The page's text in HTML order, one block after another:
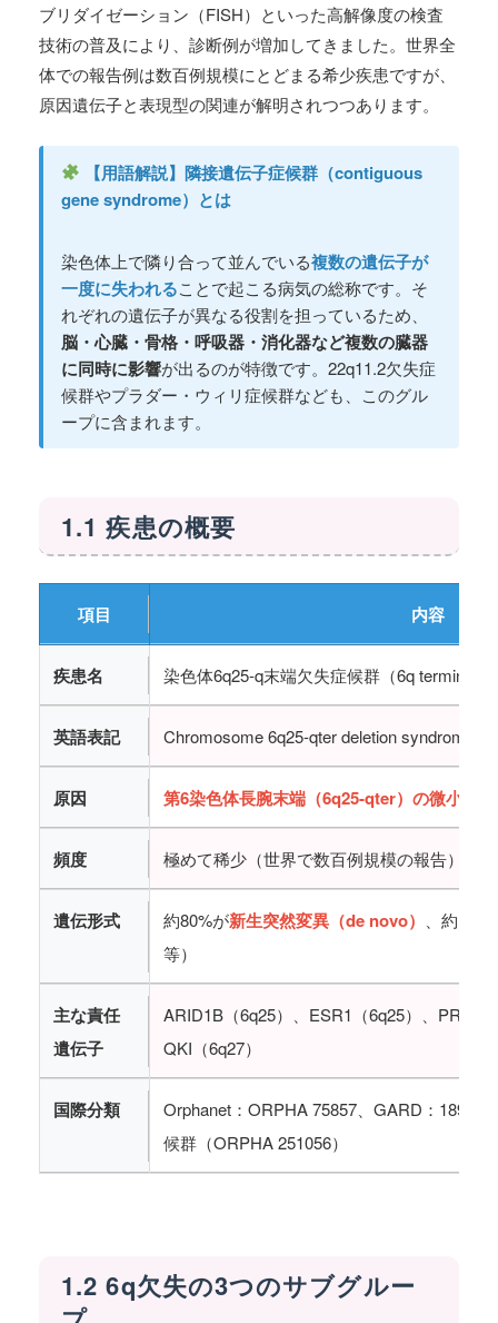
ブリダイゼーション（FISH）といった高解像度の検査
技術の普及により、診断例が増加してきました。世界全
体での報告例は数百例規模にとどまる希少疾患ですが、
原因遺伝子と表現型の関連が解明されつつあります。
【用語解説】隣接遺伝子症候群（contiguous
gene syndrome）とは
染色体上で隣り合って並んでいる複数の遺伝子が
一度に失われることで起こる病気の総称です。そ
れぞれの遺伝子が異なる役割を担っているため、
脳・心臓・骨格・呼吸器・消化器など複数の臓器
に同時に影響が出るのが特徴です。22q11.2欠失症
候群やプラダー・ウィリ症候群なども、このグル
ープに含まれます。
1.1 疾患の概要
項目 内容
疾患名 染色体6q25-q末端欠失症候群（6q terminal
英語表記 Chromosome 6q25-qter deletion syndrome
原因 第6染色体長腕末端（6q25-qter）の微小欠失
頻度 極めて稀少（世界で数百例規模の報告）
遺伝形式 約80%が新生突然変異（de novo）
、約14
等）
主な責任
遺伝子
ARID1B（6q25）、ESR1（6q25）、PRKN
QKI（6q27）
国際分類
Orphanet：ORPHA 75857、GARD：18931
候群（ORPHA 251056）
1.2 6q欠失の3つのサブグルー